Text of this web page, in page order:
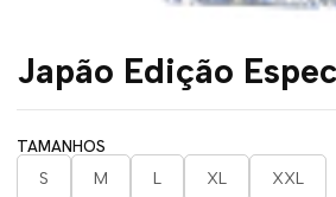
Japão Edição
TAMANHOS
S
M L XL
XXL